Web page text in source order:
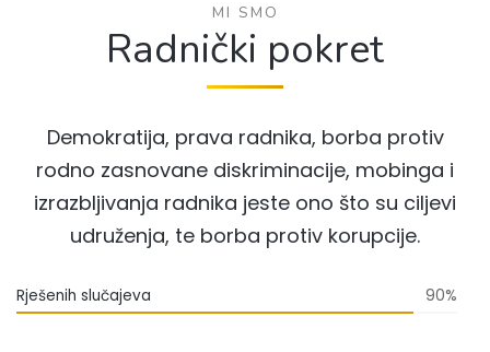
MI SMO
Radnički pokret
Demokratija, prava radnika, borba protiv
rodno zasnovane diskriminacije, mobinga i
izrazbljivanja radnika jeste ono što su ciljevi
udruženja, te borba protiv korupcije.
Rješenih slučajeva 90%